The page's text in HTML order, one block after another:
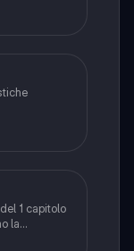
1 capitolo
la